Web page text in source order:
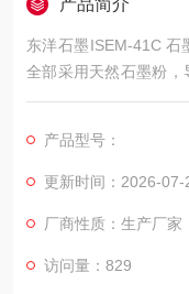
产品简介
东洋石墨ISEM-41C 石
全部采用天然石墨粉，
置于冷的金属桌面上，
产品型号：
更新时间：2026-07-
厂商性质：生产厂家
访问量：829